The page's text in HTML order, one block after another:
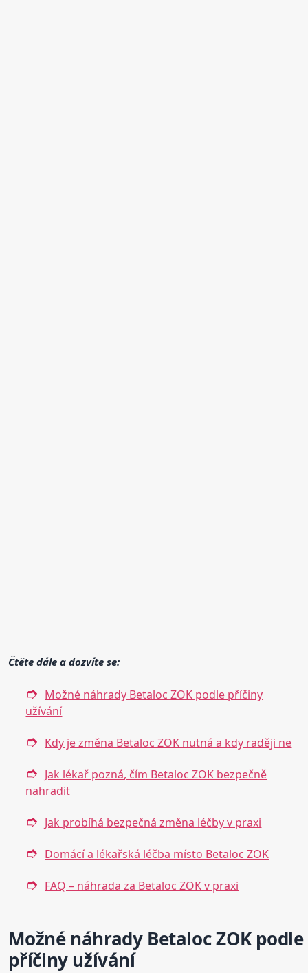
Čtěte dále a dozvíte se:
Možné náhrady Betaloc ZOK podle příčiny
užívání
Kdy je změna Betaloc ZOK nutná a kdy raději ne
Jak lékař pozná, čím Betaloc ZOK bezpečně
nahradit
Jak probíhá bezpečná změna léčby v praxi
Domácí a lékařská léčba místo Betaloc ZOK
FAQ – náhrada za Betaloc ZOK v praxi
Možné náhrady Betaloc ZOK podle
příčiny užívání